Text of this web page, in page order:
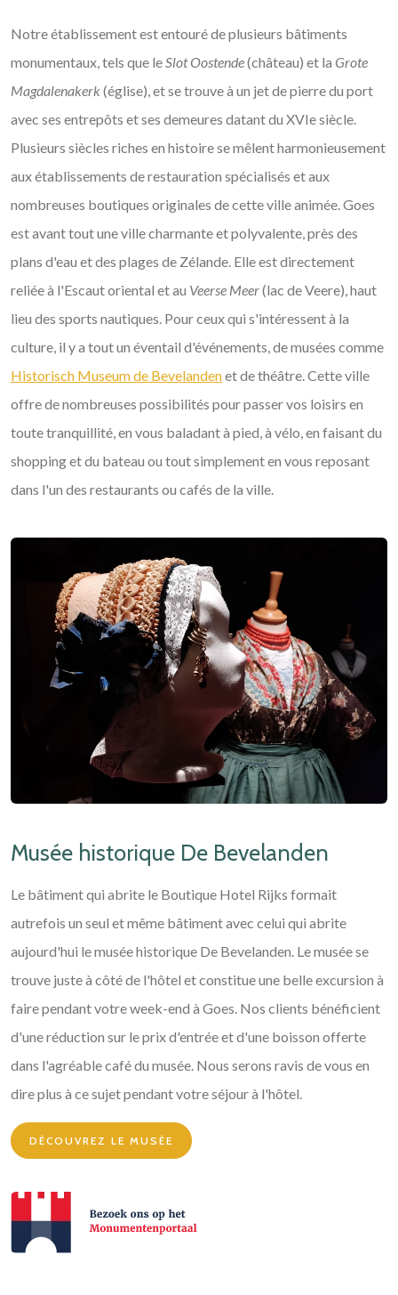
Notre établissement est entouré de plusieurs bâtiments
monumentaux, tels que leSlot Oostende(château) et la Grote
Magdalenakerk(église), et se trouve à un jet de pierre du port
avec ses entrepôts et ses demeures datant du XVIe siècle.
Plusieurs siècles riches en histoire se mêlent harmonieusement
aux établissements de restauration spécialisés et aux
nombreuses boutiques originales de cette ville animée. Goes
est avant tout une ville charmante et polyvalente, près des
plans d'eau et des plages de Zélande. Elle est directement
reliée à l'Escaut oriental et au Veerse Meer(lac de Veere), haut
lieu des sports nautiques. Pour ceux qui s'intéressent à la
culture, il y a tout un éventail d'événements, de musées comme
Historisch Museum de Bevelandenet de théâtre. Cette ville
offre de nombreuses possibilités pour passer vos loisirs en
toute tranquillité, en vous baladant à pied, à vélo, en faisant du
shopping et du bateau ou tout simplement en vous reposant
dans l'un des restaurants ou cafés de la ville.
Musée historique De Bevelanden
Le bâtiment qui abrite le Boutique Hotel Rijks formait
autrefois un seul et même bâtiment avec celui qui abrite
aujourd'hui le musée historique De Bevelanden. Le musée se
trouve juste à côté de l'hôtel et constitue une belle excursion à
faire pendant votre week-end à Goes. Nos clients bénéficient
d'une réduction sur le prix d'entrée et d'une boisson offerte
dans l'agréable café du musée. Nous serons ravis de vous en
dire plus à ce sujet pendant votre séjour à l'hôtel.
DÉCOUVREZ LE MUSÉE